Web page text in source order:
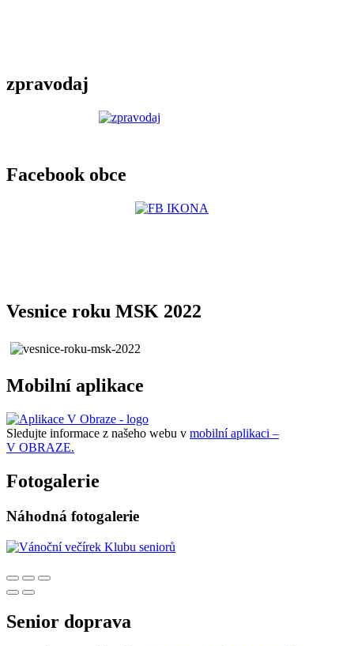
zpravodaj
Facebook obce
Vesnice roku MSK 2022
Mobilní aplikace
Sledujte informace z našeho webu v mobilní aplikaci –
V OBRAZE.
Fotogalerie
Náhodná fotogalerie
Senior doprava